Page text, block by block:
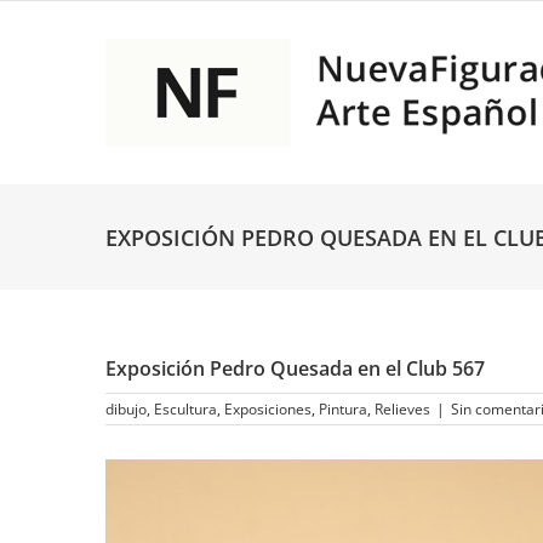
EXPOSICIÓN PEDRO QUESADA EN EL
Exposición Pedro Quesada en el Club 567
dibujo, Escultura, Exposiciones, Pintura, Relieves | Sin